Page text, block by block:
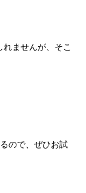
ませんが、そこ
ので、ぜひお試